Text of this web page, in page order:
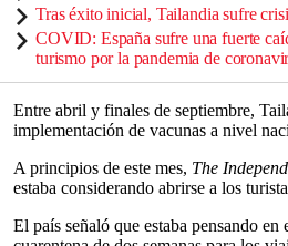
Tras éxito inicial, Tailandia sufre
COVID: España sufre una fuerte
turismo por la pandemia de
Entre abril y finales de septiembre,
implementación de vacunas a nivel
A principios de este mes, The
estaba considerando abrirse a los
El país señaló que estaba pensando